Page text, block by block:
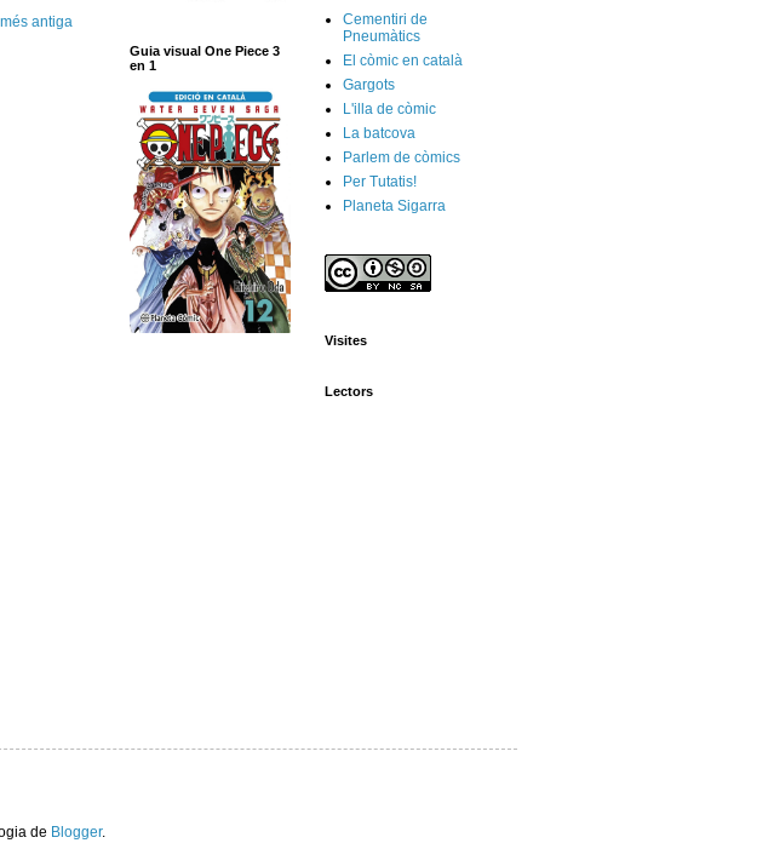
antiga
Guia visual One Piece 3
en 1
Cementiri de
Pneumàtics
El còmic en català
Gargots
L'illa de còmic
La batcova
Parlem de còmics
Per Tutatis!
Planeta Sigarra
Visites
Lectors
de Blogger.